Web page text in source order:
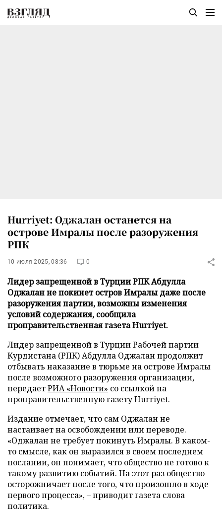
Hurriyet: Оджалан останется на
острове Имралы после разоружения
РПК
10 июля 2025, 08:36 0
Лидер запрещенной в Турции РПК Абдулла
Оджалан не покинет остров Имралы даже после
разоружения партии, возможны изменения
условий содержания, сообщила
проправительственная газета Hurriyet.
Лидер запрещенной в Турции Рабочей партии
Курдистана (РПК) Абдулла Оджалан продолжит
отбывать наказание в тюрьме на острове Имралы
после возможного разоружения организации,
передаетРИА «Новости» со ссылкой на
проправительственную газету Hurriyet.
Издание отмечает, что сам Оджалан не
настаивает на освобождении или переводе.
«Оджалан не требует покинуть Имралы. В каком-
то смысле, как он выразился в своем последнем
послании, он понимает, что общество не готово к
такому развитию событий. На этот раз общество
осторожничает после того, что произошло в ходе
первого процесса», – приводит газета слова
политика.